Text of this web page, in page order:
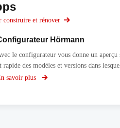
construire et rénover
Hörmann
le configurateur vous donne un aperçu
rapide des modèles et versions dans
savoir plus
sur